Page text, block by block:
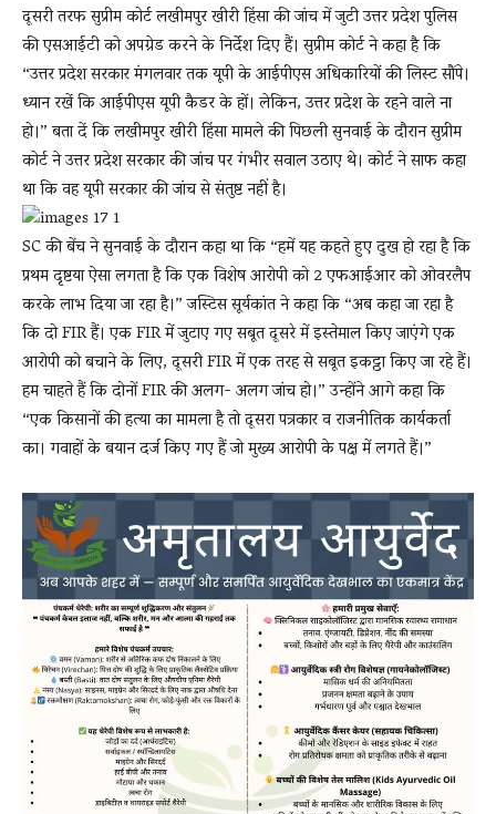
दूसरी तरफ सुप्रीम कोर्ट लखीमपुर खीरी हिंसा की जांच में जुटी उत्तर प्रदेश पुलिस
की एसआईटी को अपग्रेड करने के निर्देश दिए हैं। सुप्रीम कोर्ट ने कहा है कि
“उत्तर प्रदेश सरकार मंगलवार तक यूपी के आईपीएस अधिकारियों की लिस्ट सौंपे।
ध्यान रखें कि आईपीएस यूपी कैडर के हों। लेकिन, उत्तर प्रदेश के रहने वाले ना
हो।” बता दें कि लखीमपुर खीरी हिंसा मामले की पिछली सुनवाई के दौरान सुप्रीम
कोर्ट ने उत्तर प्रदेश सरकार की जांच पर गंभीर सवाल उठाए थे। कोर्ट ने साफ कहा
था कि वह यूपी सरकार की जांच से संतुष्ट नहीं है।
SC की बेंच ने सुनवाई के दौरान कहा था कि “हमें यह कहते हुए दुख हो रहा है कि
प्रथम दृष्टया ऐसा लगता है कि एक विशेष आरोपी को 2 एफआईआर को ओवरलैप
करके लाभ दिया जा रहा है।” जस्टिस सूर्यकांत ने कहा कि “अब कहा जा रहा है
कि दो FIR हैं। एक FIR में जुटाए गए सबूत दूसरे में इस्तेमाल किए जाएंगे एक
आरोपी को बचाने के लिए, दूसरी FIR में एक तरह से सबूत इकट्ठा किए जा रहे हैं।
हम चाहते हैं कि दोनों FIR की अलग- अलग जांच हो।” उन्होंने आगे कहा कि
“एक किसानों की हत्या का मामला है तो दूसरा पत्रकार व राजनीतिक कार्यकर्ता
का। गवाहों के बयान दर्ज किए गए हैं जो मुख्य आरोपी के पक्ष में लगते हैं।”